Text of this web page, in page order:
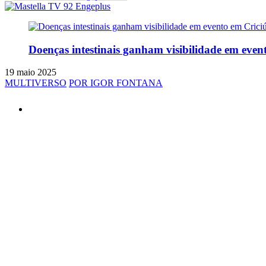
Doenças intestinais ganham visibilidade em
19 maio 2025
MULTIVERSO POR IGOR FONTANA